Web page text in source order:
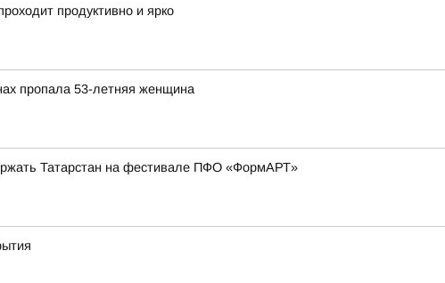
продуктивно и ярко
пропала 53-летняя женщина
Татарстан на фестивале ПФО «ФормАРТ»